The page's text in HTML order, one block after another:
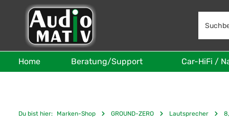
Hauptinhalt springen
Zur Suche springen
Zur Hauptnavigation springen
Home Beratung/Support Car-HiFi /
Du bist hier: Marken-Shop GROUND-ZERO Lautsprecher